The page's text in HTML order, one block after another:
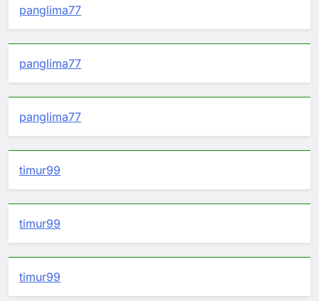
panglima77
panglima77
panglima77
timur99
timur99
timur99